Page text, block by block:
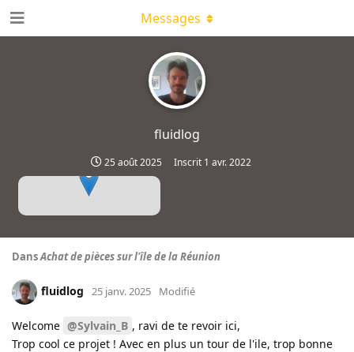
fluidlog
25 août 2025 Inscrit 1 avr. 2022
Messages
DansAchat de pièces sur l'île de la Réunion
fluidlog 25 janv. 2025 Modifié
Welcome @Sylvain_B , ravi de te revoir ici,
Trop cool ce projet ! Avec en plus un tour de l'ile, trop bonne